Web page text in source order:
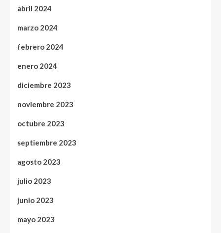
abril 2024
marzo 2024
febrero 2024
enero 2024
diciembre 2023
noviembre 2023
octubre 2023
septiembre 2023
agosto 2023
julio 2023
junio 2023
mayo 2023